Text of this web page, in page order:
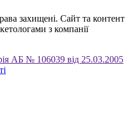
захищені. Сайт та контент
з компанії
АБ № 106039 від 25.03.2005